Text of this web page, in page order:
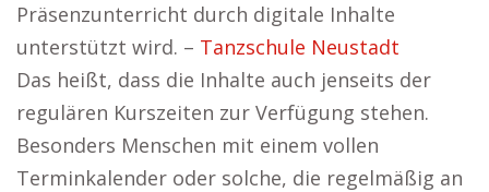
Präsenzunterricht durch digitale Inhalte
unterstützt wird. – Tanzschule Neustadt
Das heißt, dass die Inhalte auch jenseits der
regulären Kurszeiten zur Verfügung stehen.
Besonders Menschen mit einem vollen
Terminkalender oder solche, die regelmäßig an